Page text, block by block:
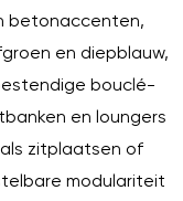
betonaccenten,
en diepblauw,
bouclé-
en loungers
zitplaatsen of
modulariteit